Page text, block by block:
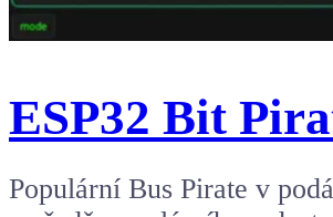
ESP32 Bit
Populární Bus Pirate v